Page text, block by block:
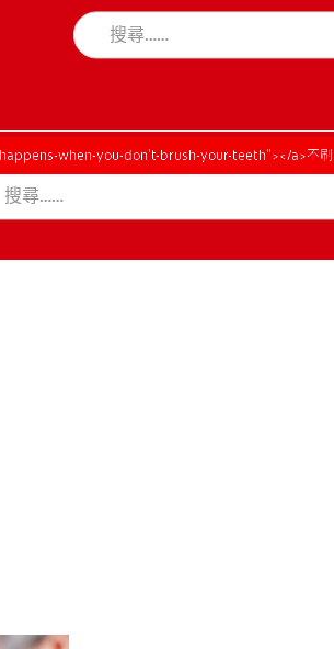
when-you-don't-brush-your-teeth"></a>不刷